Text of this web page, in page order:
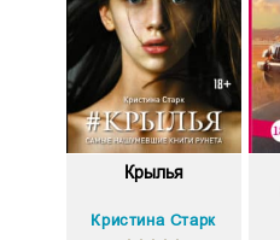
Крылья
Кристина Старк